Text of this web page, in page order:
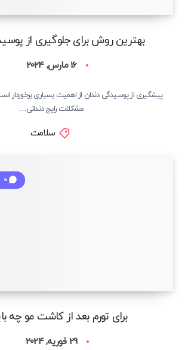
بهترین روش برای جلوگیری از
16 مارس, 2024
پیشگیری از پوسیدگی دندان از اهمیت بسیاری برخوردار
مشکلات رایج دندانی…
سلامت
برای تورم بعد از کاشت مو چه
0
29 فوریه, 2024